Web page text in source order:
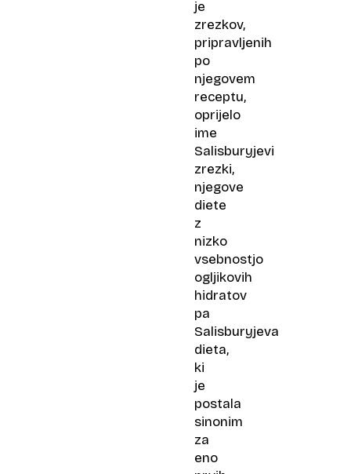
je
zrezkov,
pripravljenih
po
njegovem
receptu,
oprijelo
ime
Salisburyjevi
zrezki,
njegove
diete
z
nizko
vsebnostjo
ogljikovih
hidratov
pa
Salisburyjeva
dieta,
ki
je
postala
sinonim
za
eno